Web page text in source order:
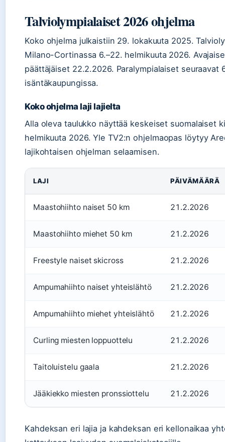
Talviolympialaiset 2026 ohjelma
Koko ohjelma julkaistiin 29. lokakuuta 2025.
Milano-Cortinassa 6.–22. helmikuuta 2026.
päättäjäiset 22.2.2026. Paralympialaiset seuraavat
isäntäkaupungissa.
Koko ohjelma laji lajielta
Alla oleva taulukko näyttää keskeiset suomalaiset
helmikuuta 2026. Yle TV2:n ohjelmaopas löytyy
lajikohtaisen ohjelman selaamisen.
LAJI PÄIVÄMÄÄRÄ
Maastohiihto naiset 50 km 21.2.2026
Maastohiihto miehet 50 km 21.2.2026
Freestyle naiset skicross 21.2.2026
Ampumahiihto naiset yhteislähtö 21.2.2026
Ampumahiihto miehet yhteislähtö 21.2.2026
Curling miesten loppuottelu 21.2.2026
Taitoluistelu gaala 21.2.2026
Jääkiekko miesten pronssiottelu 21.2.2026
Kahdeksan eri lajia ja kahdeksan eri kellonaikaa